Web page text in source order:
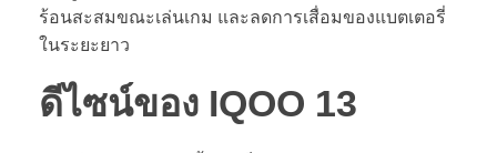
ร้อนสะสมขณะเล่นเกม และลดการเสื่อมของแบตเตอรี่
ในระยะยาว
ดีไซน์ของ IQOO 13